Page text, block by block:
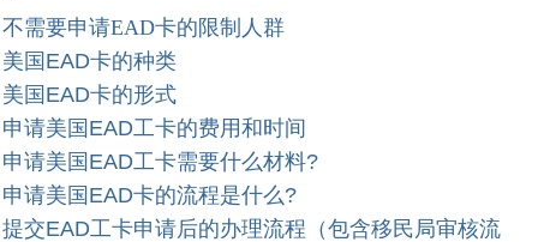
不需要申请EAD卡的限制人群
美国EAD卡的种类
美国EAD卡的形式
申请美国EAD工卡的费用和时间
申请美国EAD工卡需要什么材料?
申请美国EAD卡的流程是什么?
提交EAD工卡申请后的办理流程（包含移民局审核流